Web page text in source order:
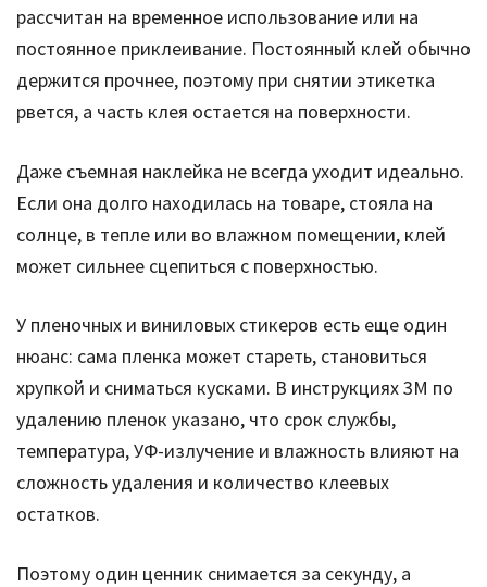
рассчитан на временное использование или на
постоянное приклеивание. Постоянный клей обычно
держится прочнее, поэтому при снятии этикетка
рвется, а часть клея остается на поверхности.
Даже съемная наклейка не всегда уходит идеально.
Если она долго находилась на товаре, стояла на
солнце, в тепле или во влажном помещении, клей
может сильнее сцепиться с поверхностью.
У пленочных и виниловых стикеров есть еще один
нюанс: сама пленка может стареть, становиться
хрупкой и сниматься кусками. В инструкциях 3M по
удалению пленок указано, что срок службы,
температура, УФ-излучение и влажность влияют на
сложность удаления и количество клеевых
остатков.
Поэтому один ценник снимается за секунду, а